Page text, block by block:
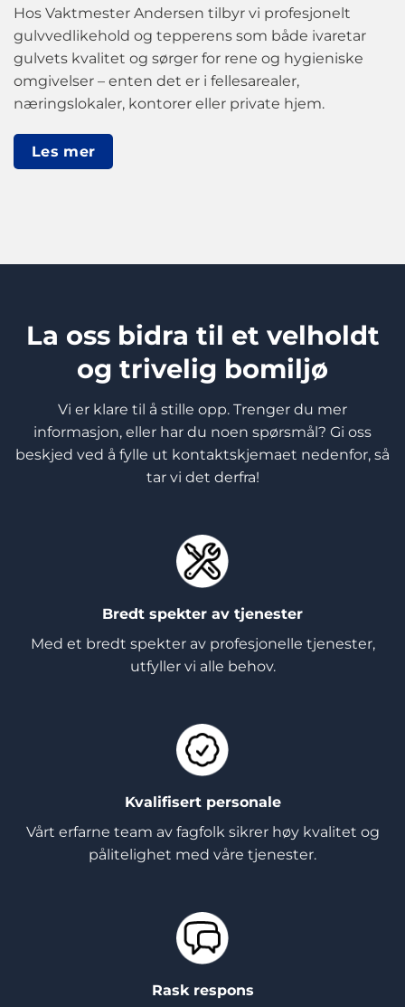
Hos Vaktmester Andersen tilbyr vi profesjonelt
gulvvedlikehold og tepperens som både ivaretar
gulvets kvalitet og sørger for rene og hygieniske
omgivelser – enten det er i fellesarealer,
næringslokaler, kontorer eller private hjem.
Les mer
La oss bidra til et velholdt
og trivelig bomiljø
Vi er klare til å stille opp. Trenger du mer
informasjon, eller har du noen spørsmål? Gi oss
beskjed ved å fylle ut kontaktskjemaet nedenfor, så
tar vi det derfra!
Bredt spekter av tjenester
Med et bredt spekter av profesjonelle tjenester,
utfyller vi alle behov.
Kvalifisert personale
Vårt erfarne team av fagfolk sikrer høy kvalitet og
pålitelighet med våre tjenester.
Rask respons